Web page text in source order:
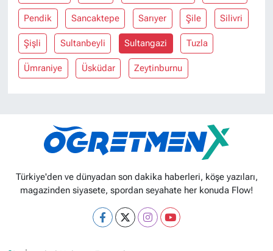
Pendik Sancaktepe Sarıyer Şile Silivri
Şişli Sultanbeyli Sultangazi Tuzla
Ümraniye Üsküdar Zeytinburnu
Türkiye'den ve dünyadan son dakika haberleri, köşe yazıları,
magazinden siyasete, spordan seyahate her konuda Flow!